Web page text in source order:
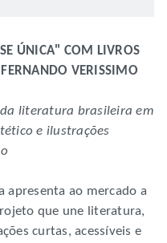
ÚNICA" COM LIVROS
VERISSIMO
literatura brasileira em
e ilustrações
ao mercado a
que une literatura,
curtas, acessíveis e